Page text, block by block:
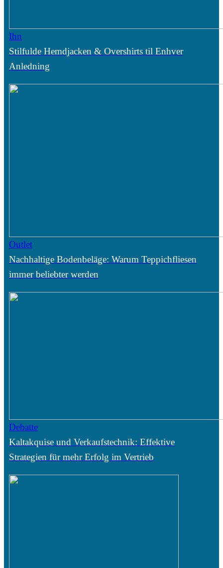
Ihn
Stilfulde Hemdjacken & Overshirts til Enhver
Anledning
Outlet
Nachhaltige Bodenbeläge: Warum Teppichfliesen
immer beliebter werden
Debatte
Kaltakquise und Verkaufstechnik: Effektive
Strategien für mehr Erfolg im Vertrieb